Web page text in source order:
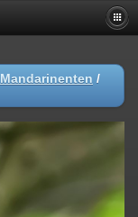
Mandarinenten /